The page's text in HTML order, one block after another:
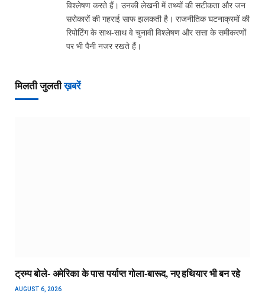
विश्लेषण करते हैं। उनकी लेखनी में तथ्यों की सटीकता और जन
सरोकारों की गहराई साफ झलकती है। राजनीतिक घटनाक्रमों की
रिपोर्टिंग के साथ-साथ वे चुनावी विश्लेषण और सत्ता के समीकरणों
पर भी पैनी नजर रखते हैं।
मिलती जुलतीख़बरें
ट्रम्प बोले- अमेरिका के पास पर्याप्त गोला-बारूद, नए हथियार भी बन रहे
AUGUST 6, 2026